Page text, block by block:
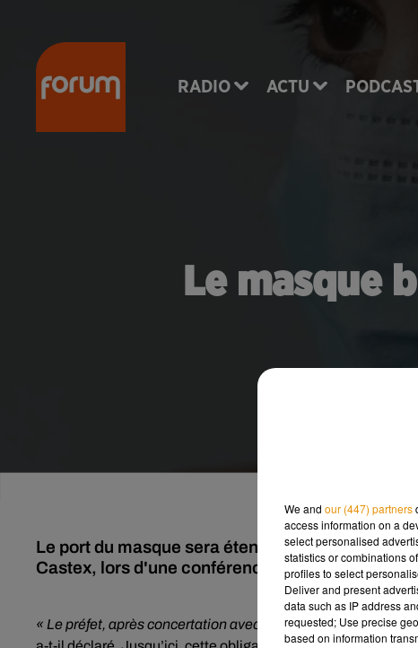
RADIO ACTU
Le masque
Le port du masque sera étendu à « l'ensemble
Castex, lors d'une conférence de presse
« Le préfet, après concertation avec la maire (Anne
We and our (447) partners
access information on a
select personalised
statistics or combinations
profiles to select
Deliver and present
data such as IP address
requested; Use precise
based on information